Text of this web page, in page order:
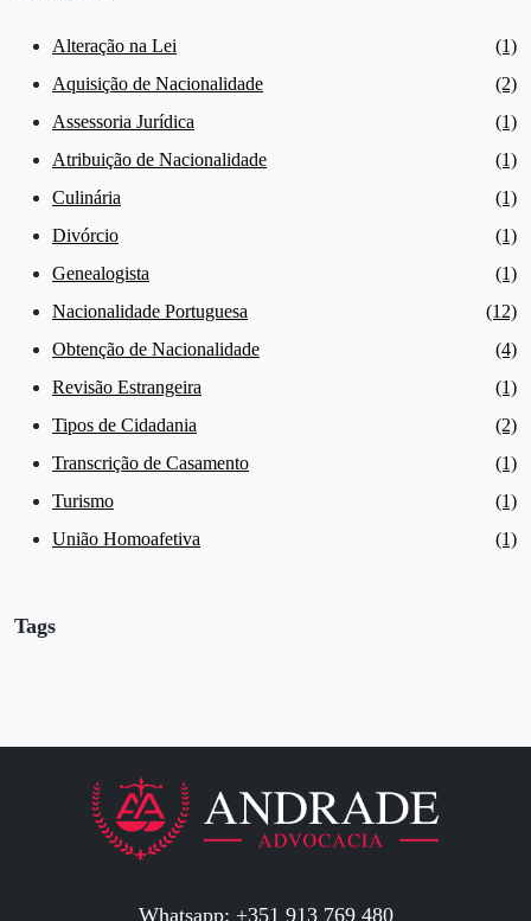
Alteração na Lei
(1)
Aquisição de Nacionalidade
(2)
Assessoria Jurídica
(1)
Atribuição de Nacionalidade
(1)
Culinária
(1)
Divórcio
(1)
Genealogista
(1)
Nacionalidade Portuguesa
(12)
Obtenção de Nacionalidade
(4)
Revisão Estrangeira
(1)
Tipos de Cidadania
(2)
Transcrição de Casamento
(1)
Turismo
(1)
União Homoafetiva
(1)
Tags
Whatsapp: +351 913 769 480